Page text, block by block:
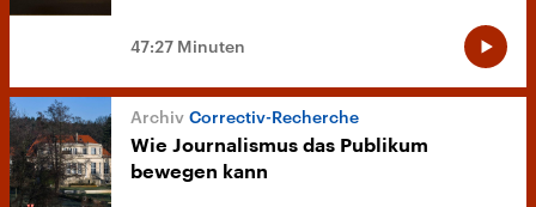
47:27 Minuten
Correctiv-Recherche
Wie Journalismus das Publikum
bewegen kann